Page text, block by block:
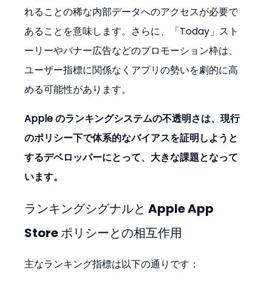
れることの稀な内部データへのアクセスが必要で
あることを意味します。さらに、「Today」スト
ーリーやバナー広告などのプロモーション枠は、
ユーザー指標に関係なくアプリの勢いを劇的に高
める可能性があります。
Apple のランキングシステムの不透明さは、現行
のポリシー下で体系的なバイアスを証明しようと
するデベロッパーにとって、大きな課題となって
います。
ランキングシグナルと Apple App
Store ポリシーとの相互作用
主なランキング指標は以下の通りです：